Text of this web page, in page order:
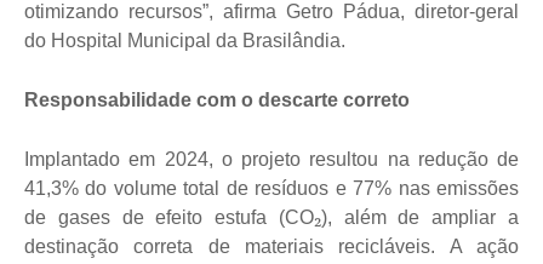
otimizando recursos”, afirma Getro Pádua, diretor-geral
do Hospital Municipal da Brasilândia.
Responsabilidade com o descarte correto
Implantado em 2024, o projeto resultou na redução de
41,3% do volume total de resíduos e 77% nas emissões
de gases de efeito estufa (CO₂), além de ampliar a
destinação correta de materiais recicláveis. A ação